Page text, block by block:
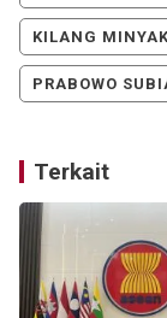
KILANG MINYAK
PRABOWO
Terkait